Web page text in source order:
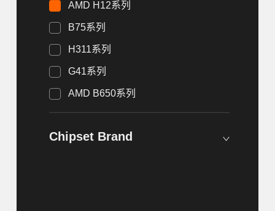
AMD H12系列
B75系列
H311系列
G41系列
AMD B650系列
Chipset Brand